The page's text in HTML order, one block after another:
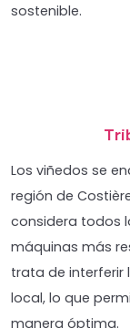
sostenible.
Los viñedos se
región de
considera todos
máquinas más
trata de interferir
local, lo que
manera óptima.